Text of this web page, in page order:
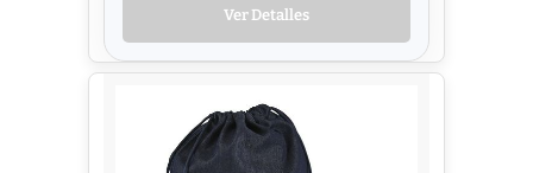
Ver Detalles